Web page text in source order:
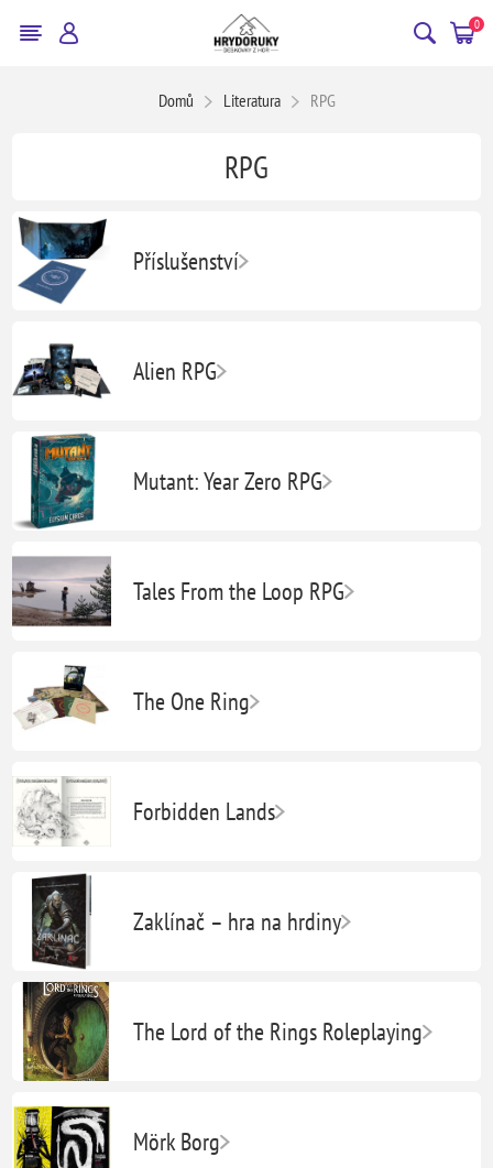
0
Domů Literatura RPG
RPG
Příslušenství
Alien RPG
Mutant: Year Zero RPG
Tales From the Loop RPG
The One Ring
Forbidden Lands
Zaklínač – hra na hrdiny
The Lord of the Rings Roleplaying
Mörk Borg